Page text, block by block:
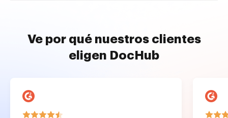
Ve por qué nuestros clientes
eligen DocHub